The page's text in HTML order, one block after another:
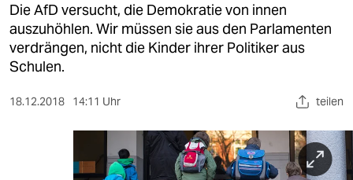
sport
berlin
nord
wahrheit
Die AfD versucht, die Demokratie von innen
auszuhöhlen. Wir müssen sie aus den Parlamenten
verdrängen, nicht die Kinder ihrer Politiker aus
Schulen.
18.12.2018 14:11 Uhr teilen